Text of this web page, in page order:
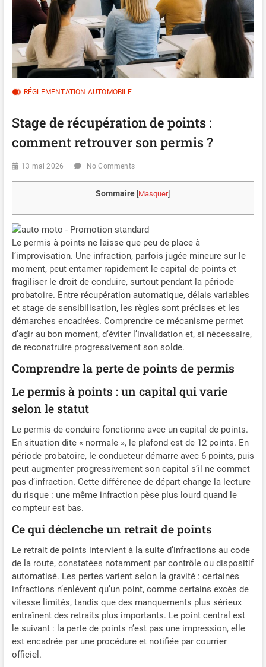
RÉGLEMENTATION AUTOMOBILE
Stage de récupération de points :
comment retrouver son permis ?
13 mai 2026 No Comments
Sommaire Masquer]
Le permis à points ne laisse que peu de place à
l’improvisation. Une infraction, parfois jugée mineure sur le
moment, peut entamer rapidement le capital de points et
fragiliser le droit de conduire, surtout pendant la période
probatoire. Entre récupération automatique, délais variables
et stage de sensibilisation, les règles sont précises et les
démarches encadrées. Comprendre ce mécanisme permet
d’agir au bon moment, d’éviter l’invalidation et, si nécessaire,
de reconstruire progressivement son solde.
Comprendre la perte de points de permis
Le permis à points : un capital qui varie
selon le statut
Le permis de conduire fonctionne avec un capital de points.
En situation dite « normale », le plafond est de 12 points. En
période probatoire, le conducteur démarre avec 6 points, puis
peut augmenter progressivement son capital s’il ne commet
pas d’infraction. Cette différence de départ change la lecture
du risque : une même infraction pèse plus lourd quand le
compteur est bas.
Ce qui déclenche un retrait de points
Le retrait de points intervient à la suite d’infractions au code
de la route, constatées notamment par contrôle ou dispositif
automatisé. Les pertes varient selon la gravité : certaines
infractions n’enlèvent qu’un point, comme certains excès de
vitesse limités, tandis que des manquements plus sérieux
entraînent des retraits plus importants. Le point central est
le suivant : la perte de points n’est pas une impression, elle
est encadrée par une procédure et notifiée par courrier
officiel.